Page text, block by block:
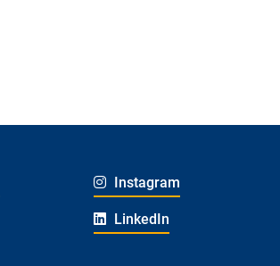
Instagram
LinkedIn